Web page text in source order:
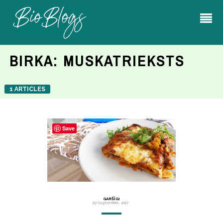
BIRKA: MUSKATRIEKSTS
1 ARTICLES
GARŠĪGI
29 Septembris, 2017
Save